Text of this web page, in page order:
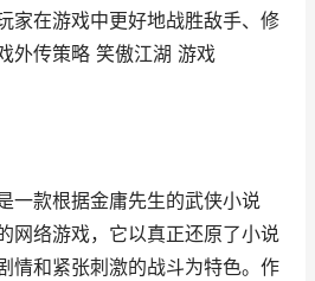
家在游戏中更好地战胜敌手、修
外传策略 笑傲江湖 游戏
一款根据金庸先生的武侠小说
网络游戏，它以真正还原了小说
情和紧张刺激的战斗为特色。作